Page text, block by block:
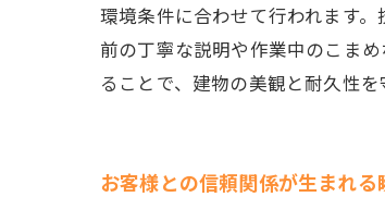
環境条件に合わせて行われます
前の丁寧な説明や作業中のこま
ることで、建物の美観と耐久性
お客様との信頼関係が生まれる